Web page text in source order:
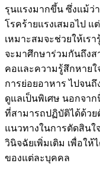
รุนแรงมากขึ้น ซึ่งแม้ว่
โรคร้ายแรงเสมอไป แ
เหมาะสมจะช่วยให้เร
จะมาศึกษาร่วมกันถึงส
คอและความรู้สึกหายใ
การย่อยอาหาร ไปจน
ดูแลเป็นพิเศษ นอกจาก
ที่สามารถปฏิบัติได้ด้วย
แนวทางในการตัดสินใ
วินิจฉัยเพิ่มเติม เพื่อใ
ของแต่ละบุคคล